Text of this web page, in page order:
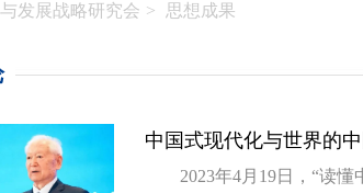
发展战略研究会 > 思想成果
中国式现代化与世界的
2023年4月19日，“读